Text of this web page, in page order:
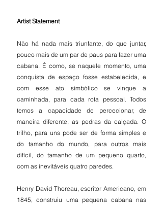
Artist Statement
Não há nada mais triunfante, do que juntar,
pouco mais de um par de paus para fazer uma
cabana. É como, se naquele momento, uma
conquista de espaço fosse estabelecida, e
com esse ato simbólico se vinque a
caminhada, para cada rota pessoal. Todos
temos a capacidade de percecionar, de
maneira diferente, as pedras da calçada. O
trilho, para uns pode ser de forma simples e
do tamanho do mundo, para outros mais
difícil, do tamanho de um pequeno quarto,
com as inevitáveis quatro paredes.
Henry David Thoreau, escritor Americano, em
1845, construiu uma pequena cabana nas